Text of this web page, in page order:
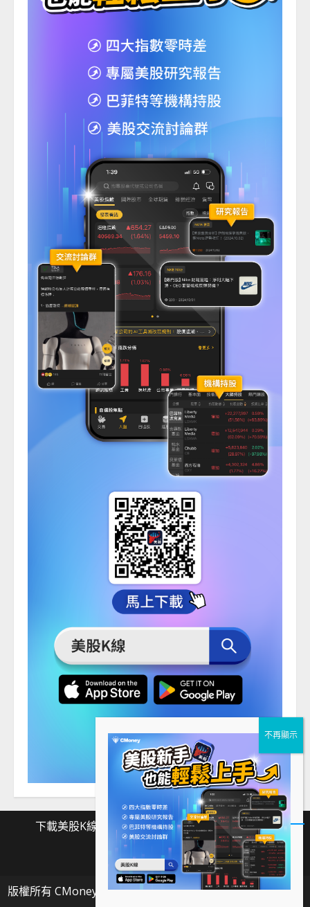
下載美股K線 Facebook Instagram Twitter
載
美
Facebook
Instagram
Twitter
版權所有 CMoney 全曜財經資訊股份有限公司|MoreNews